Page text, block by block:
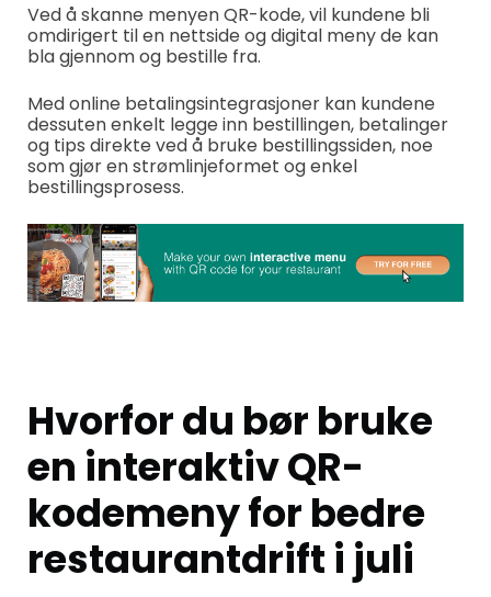
Ved å skanne menyen QR-kode, vil kundene bli
omdirigert til en nettside og digital meny de kan
bla gjennom og bestille fra.
Med online betalingsintegrasjoner kan kundene
dessuten enkelt legge inn bestillingen, betalinger
og tips direkte ved å bruke bestillingssiden, noe
som gjør en strømlinjeformet og enkel
bestillingsprosess.
Hvorfor du bør bruke
en interaktiv QR-
kodemeny for bedre
restaurantdrift i juli